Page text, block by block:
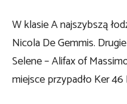
W klasie A najszybszą
Nicola De Gemmis.
Selene – Alifax of
miejsce przypadło Ker 46